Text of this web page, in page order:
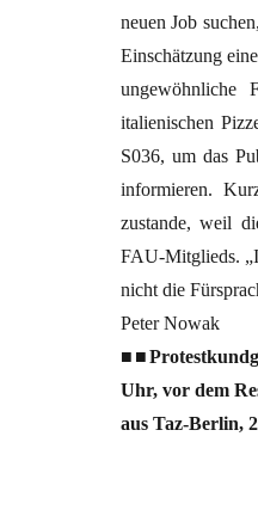
neuen Job
Einschätzung
italienischen
S036, um das
informieren.
zustande, weil
FAU-Mitglieds.
nicht die
Peter Nowak
Uhr, vor dem
aus Taz-Berlin,